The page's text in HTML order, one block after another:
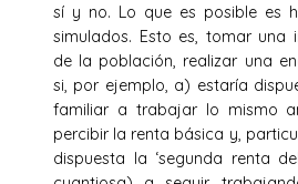
sí y no. Lo que es posible es
simulados. Esto es, tomar una
de la población, realizar una
si, por ejemplo, a) estaría
familiar a trabajar lo mismo
percibir la renta básica y,
dispuesta la ‘segunda renta